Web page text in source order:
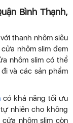
Bình Thạnh,
thanh nhôm siêu
nhôm slim đem
nhôm slim có thể
và các sản phẩm
có khả năng tối ưu
nhiên cho không
nhôm slim còn